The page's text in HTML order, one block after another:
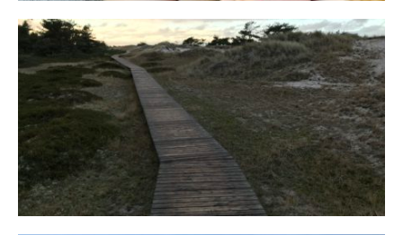
Fischland
12. FEBRUAR 2019